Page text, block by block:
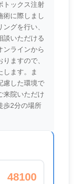
トックス注射
術に際しまし
グを行い、
談いただける
ンラインから
ますので、
します。ま
慮した環境で
来院いただけ
歩2分の場所
48100